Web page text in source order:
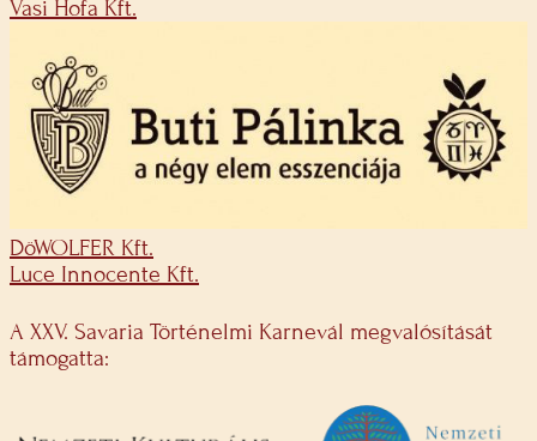
Vasi Hofa Kft.
DöWOLFER Kft.
Luce Innocente Kft.
A XXV. Savaria Történelmi Karnevál megvalósítását
támogatta: